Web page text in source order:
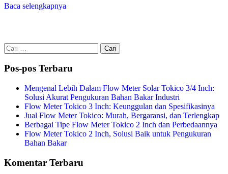
Baca selengkapnya
Cari
untuk:
Pos-pos Terbaru
Mengenal Lebih Dalam Flow Meter Solar Tokico 3/4 Inch:
Solusi Akurat Pengukuran Bahan Bakar Industri
Flow Meter Tokico 3 Inch: Keunggulan dan Spesifikasinya
Jual Flow Meter Tokico: Murah, Bergaransi, dan Terlengkap
Berbagai Tipe Flow Meter Tokico 2 Inch dan Perbedaannya
Flow Meter Tokico 2 Inch, Solusi Baik untuk Pengukuran
Bahan Bakar
Komentar Terbaru